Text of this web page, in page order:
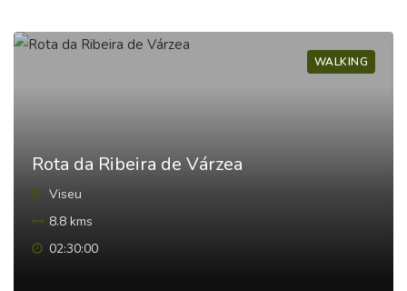
WALKING
Rota da Ribeira de Várzea
Viseu
8.8 kms
02:30:00